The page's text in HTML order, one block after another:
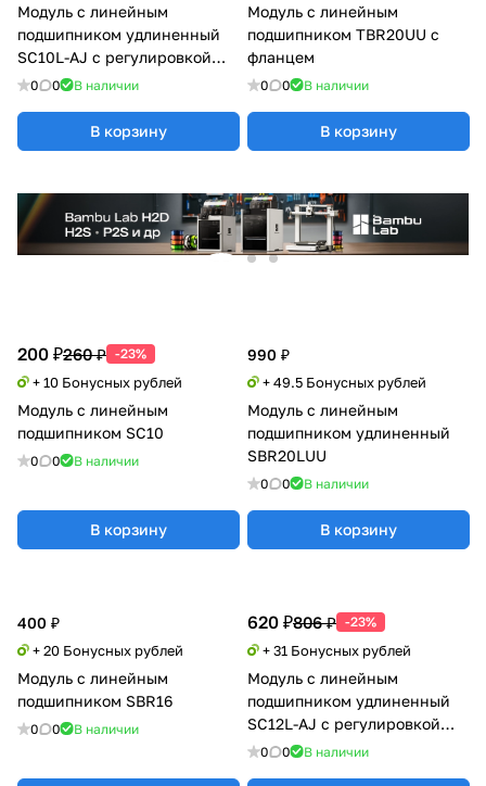
Модуль с линейным
подшипником удлиненный
SC10L-AJ с регулировкой
натяга
0 0 В наличии
В корзину
Модуль с линейным
подшипником TBR20UU с
фланцем
0 0 В наличии
В корзину
200 ₽260 ₽ -23%
+ 10 Бонусных рублей
Модуль с линейным
подшипником SC10
0 0 В наличии
В корзину
990 ₽
+ 49.5 Бонусных рублей
Модуль с линейным
подшипником удлиненный
SBR20LUU
0 0 В наличии
В корзину
400 ₽
+ 20 Бонусных рублей
Модуль с линейным
подшипником SBR16
0 0 В наличии
620 ₽806 ₽ -23%
+ 31 Бонусных рублей
Модуль с линейным
подшипником удлиненный
SC12L-AJ с регулировкой
натяга
0 0 В наличии